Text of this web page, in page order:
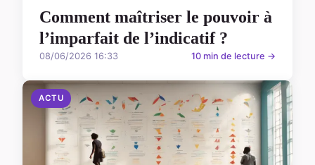
Comment maîtriser le pouvoir à
l’imparfait de l’indicatif ?
08/06/2026 16:33 10 min de lecture →
ACTU